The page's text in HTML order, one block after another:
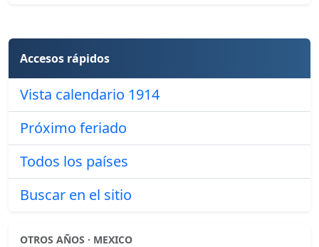
Accesos rápidos
Vista calendario 1914
Próximo feriado
Todos los países
Buscar en el sitio
OTROS AÑOS · MEXICO